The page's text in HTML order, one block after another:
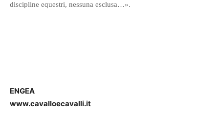
discipline equestri, nessuna esclusa…».
ENGEA
www.cavalloecavalli.it